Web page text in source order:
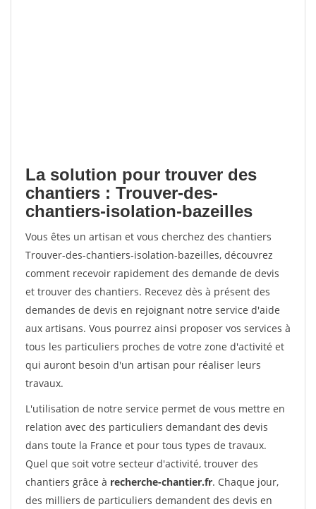
La solution pour trouver des
chantiers : Trouver-des-
chantiers-isolation-bazeilles
Vous êtes un artisan et vous cherchez des chantiers
Trouver-des-chantiers-isolation-bazeilles, découvrez
comment recevoir rapidement des demande de devis
et trouver des chantiers. Recevez dès à présent des
demandes de devis en rejoignant notre service d'aide
aux artisans. Vous pourrez ainsi proposer vos services à
tous les particuliers proches de votre zone d'activité et
qui auront besoin d'un artisan pour réaliser leurs
travaux.
L'utilisation de notre service permet de vous mettre en
relation avec des particuliers demandant des devis
dans toute la France et pour tous types de travaux.
Quel que soit votre secteur d'activité, trouver des
chantiers grâce à recherche-chantier.fr. Chaque jour,
des milliers de particuliers demandent des devis en